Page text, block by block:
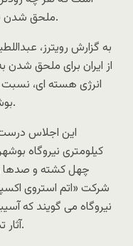
ملحق شدن به معاهده «ايمنی هسته ای» ثابت کند.
به گزارش رويترز،
از ايران برای ملحق
انرژی هسته ای،
بوشهر و نشت مواد راديواکتيور هشدار داد.
کيلومتری نيروگاه
چهل کشته و صدها
شرکت «اتم استروی
نيروگاه می گويند که
آثار تشعشع هسته ای در منطقه وجود ندارد.